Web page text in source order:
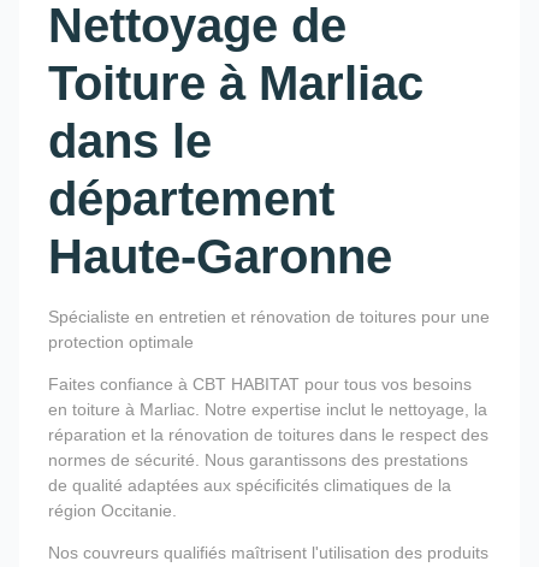
Nettoyage de
Toiture à Marliac
dans le
département
Haute-Garonne
Spécialiste en entretien et rénovation de toitures pour une
protection optimale
Faites confiance à CBT HABITAT pour tous vos besoins
en toiture à Marliac. Notre expertise inclut le nettoyage, la
réparation et la rénovation de toitures dans le respect des
normes de sécurité. Nous garantissons des prestations
de qualité adaptées aux spécificités climatiques de la
région Occitanie.
Nos couvreurs qualifiés maîtrisent l'utilisation des produits